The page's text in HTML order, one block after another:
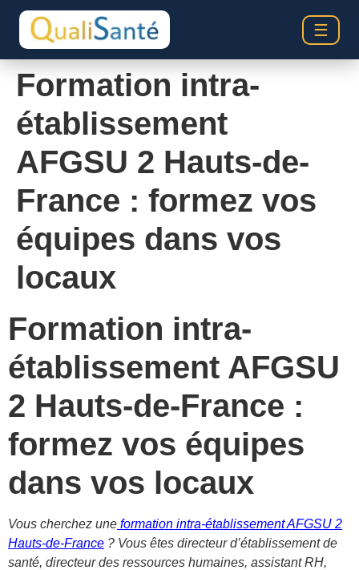
☰
Formation intra-
établissement
AFGSU 2 Hauts-de-
France : formez vos
équipes dans vos
locaux
Formation intra-
établissement AFGSU
2 Hauts-de-France :
formez vos équipes
dans vos locaux
Vous cherchez une formation intra-établissement AFGSU 2
Hauts-de-France ? Vous êtes directeur d’établissement de
santé, directeur des ressources humaines, assistant RH,